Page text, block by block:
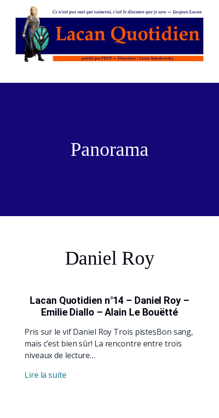
Panorama
Daniel Roy
Lacan Quotidien n°14 – Daniel Roy –
Emilie Diallo – Alain Le Bouëtté
Pris sur le vif Daniel Roy Trois pistesBon sang,
mais c’est bien sûr! La rencontre entre trois
niveaux de lecture…
Lire la suite